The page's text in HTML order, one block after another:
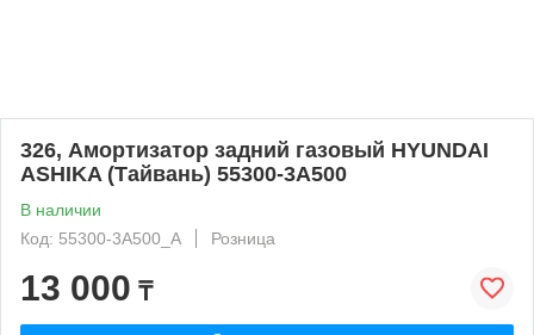
326, Амортизатор задний газовый HYUNDAI
ASHIKA (Тайвань) 55300-3A500
В наличии
Код: 55300-3A500_A
Розница
13 000 ₸